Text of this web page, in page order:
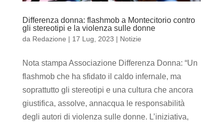
Differenza donna: flashmob a Montecitorio contro
gli stereotipi e la violenza sulle donne
da Redazione | 17 Lug, 2023 | Notizie
Nota stampa Associazione Differenza Donna: “Un
flashmob che ha sfidato il caldo infernale, ma
soprattutto gli stereotipi e una cultura che ancora
giustifica, assolve, annacqua le responsabilità
degli autori di violenza sulle donne. L’iniziativa,